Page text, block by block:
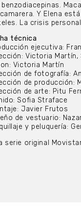
benzodiacepinas.
Y Elena
La crisis
técnica
ejecutiva:
Victoria Martín,
Victoria Martín
de fotografía:
de producción:
de arte: Pitu
Sofia Straface
Javier Frutos
de vestuario:
y peluquería:
serie original